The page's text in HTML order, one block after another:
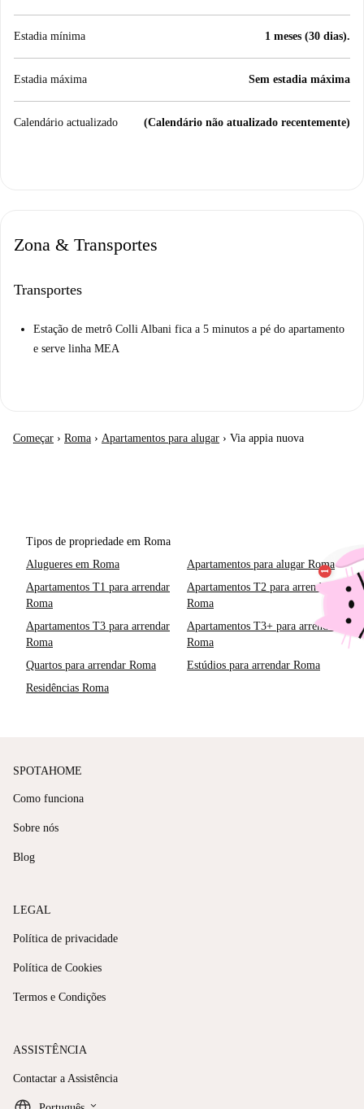
Estadia mínima 1 meses (30 dias).
Estadia máxima Sem estadia máxima
Calendário actualizado (Calendário não atualizado recentemente)
Zona & Transportes
Transportes
Estação de metrô Colli Albani fica a 5 minutos a pé do apartamento
e serve linha MEA
Começar › Roma › Apartamentos para alugar › Via appia nuova
Tipos de propriedade em Roma
Alugueres em Roma
Apartamentos para alugar Roma
Apartamentos T1 para arrendar
Roma
Apartamentos T2 para arrendar
Roma
Apartamentos T3 para arrendar
Roma
Apartamentos T3+ para arrendar
Roma
Quartos para arrendar Roma
Estúdios para arrendar Roma
Residências Roma
SPOTAHOME
Como funciona
Sobre nós
Blog
LEGAL
Política de privacidade
Política de Cookies
Termos e Condições
ASSISTÊNCIA
Contactar a Assistência
keyboard_arrow_down